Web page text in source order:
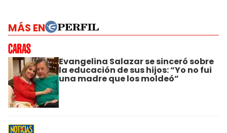
MÁS EN
Evangelina Salazar se sinceró sobre
la educación de sus hijos: “Yo no fui
una madre que los moldeó”